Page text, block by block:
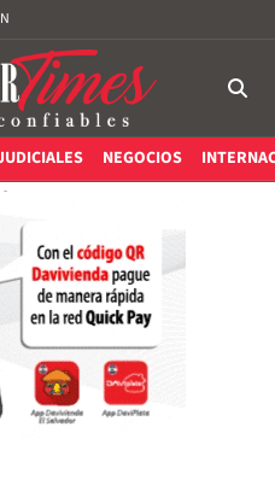
NEGOCIOS